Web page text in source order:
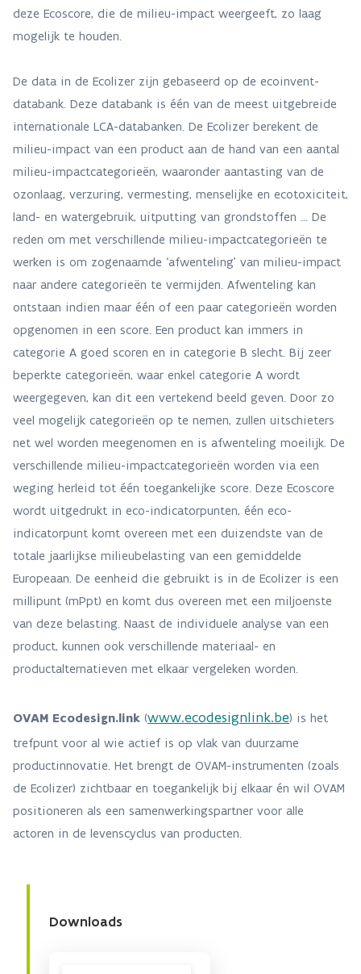
deze Ecoscore, die de milieu-impact weergeeft, zo laag
mogelijk te houden.
De data in de Ecolizer zijn gebaseerd op de ecoinvent-
databank. Deze databank is één van de meest uitgebreide
internationale LCA-databanken. De Ecolizer berekent de
milieu-impact van een product aan de hand van een aantal
milieu-impactcategorieën, waaronder aantasting van de
ozonlaag, verzuring, vermesting, menselijke en ecotoxiciteit,
land- en watergebruik, uitputting van grondstoffen ... De
reden om met verschillende milieu-impactcategorieën te
werken is om zogenaamde ‘afwenteling’ van milieu-impact
naar andere categorieën te vermijden. Afwenteling kan
ontstaan indien maar één of een paar categorieën worden
opgenomen in een score. Een product kan immers in
categorie A goed scoren en in categorie B slecht. Bij zeer
beperkte categorieën, waar enkel categorie A wordt
weergegeven, kan dit een vertekend beeld geven. Door zo
veel mogelijk categorieën op te nemen, zullen uitschieters
net wel worden meegenomen en is afwenteling moeilijk. De
verschillende milieu-impactcategorieën worden via een
weging herleid tot één toegankelijke score. Deze Ecoscore
wordt uitgedrukt in eco-indicatorpunten, één eco-
indicatorpunt komt overeen met een duizendste van de
totale jaarlijkse milieubelasting van een gemiddelde
Europeaan. De eenheid die gebruikt is in de Ecolizer is een
millipunt (mPpt) en komt dus overeen met een miljoenste
van deze belasting. Naast de individuele analyse van een
product, kunnen ook verschillende materiaal- en
productalternatieven met elkaar vergeleken worden.
OVAM Ecodesign.link (www.ecodesignlink.be) is het
trefpunt voor al wie actief is op vlak van duurzame
productinnovatie. Het brengt de OVAM-instrumenten (zoals
de Ecolizer) zichtbaar en toegankelijk bij elkaar én wil OVAM
positioneren als een samenwerkingspartner voor alle
actoren in de levenscyclus van producten.
Downloads